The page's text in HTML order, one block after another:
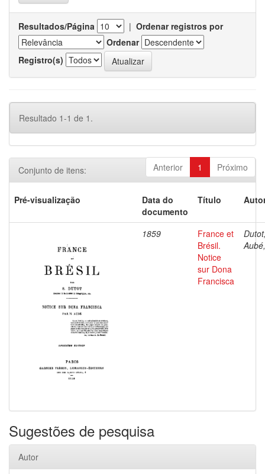
Resultados/Página | Ordenar registros por
Ordenar
Registro(s)
Resultado 1-1 de 1.
Anterior 1 Próximo
Conjunto de itens:
Pré-visualização
Data do
documento
Título
1859
France et
Brésil.
Notice
sur Dona
Francisca
Sugestões de pesquisa
Autor